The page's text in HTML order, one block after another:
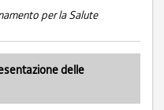
per la Salute
delle